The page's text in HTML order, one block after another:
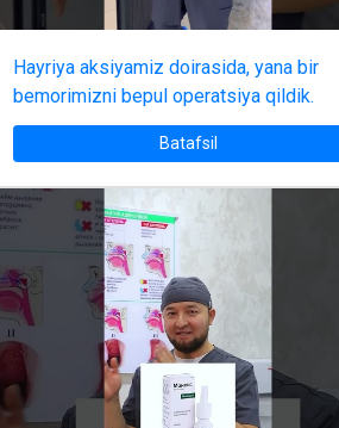
Hayriya aksiyamiz doirasida, yana bir
bemorimizni bepul operatsiya qildik.
Batafsil